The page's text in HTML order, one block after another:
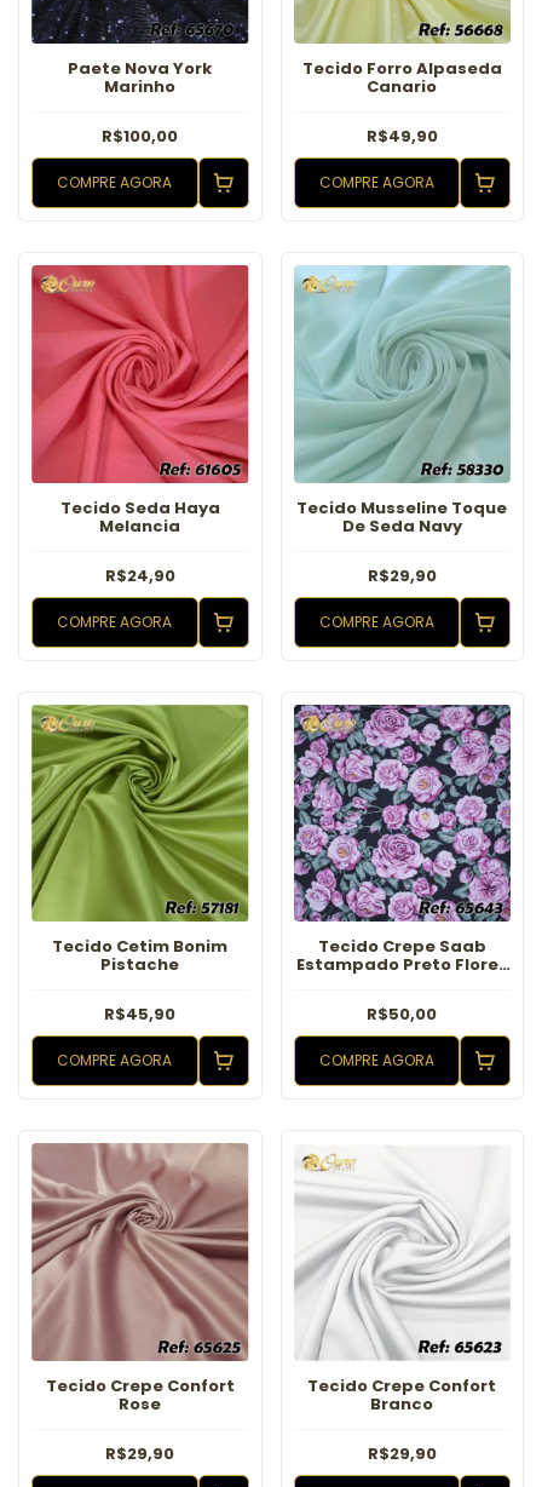
Paete Nova York
Marinho
R$100,00
COMPRE AGORA
Tecido Forro Alpaseda
Canario
R$49,90
COMPRE AGORA
Tecido Seda Haya
Melancia
R$24,90
COMPRE AGORA
Tecido Musseline Toque
De Seda Navy
R$29,90
COMPRE AGORA
Tecido Cetim Bonim
Pistache
R$45,90
COMPRE AGORA
Tecido Crepe Saab
Estampado Preto Flores
R$50,00
COMPRE AGORA
Tecido Crepe Confort
Rose
R$29,90
Tecido Crepe Confort
Branco
R$29,90